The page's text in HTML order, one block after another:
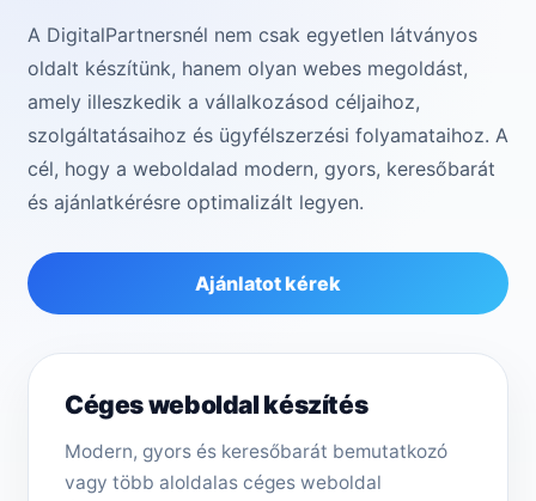
A DigitalPartnersnél nem csak egyetlen látványos
oldalt készítünk, hanem olyan webes megoldást,
amely illeszkedik a vállalkozásod céljaihoz,
szolgáltatásaihoz és ügyfélszerzési folyamataihoz. A
cél, hogy a weboldalad modern, gyors, keresőbarát
és ajánlatkérésre optimalizált legyen.
Ajánlatot kérek
Céges weboldal készítés
Modern, gyors és keresőbarát bemutatkozó
vagy több aloldalas céges weboldal